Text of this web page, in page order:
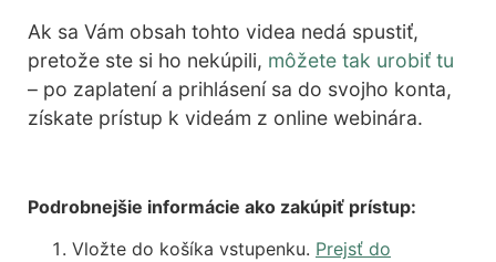
Ak sa Vám obsah tohto videa nedá spustiť,
pretože ste si ho nekúpili, môžete tak urobiť tu
– po zaplatení a prihlásení sa do svojho konta,
získate prístup k videám z online webinára.
Podrobnejšie informácie ako zakúpiť prístup:
Vložte do košíka vstupenku. Prejsť do